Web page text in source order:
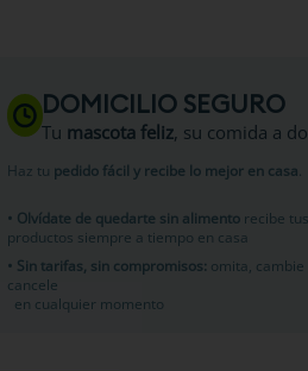
DOMICILIO SEGURO
Tu mascota feliz, su comida a
Haz tu pedido fácil y recibe lo mejor en casa
• Olvídate de quedarte sin alimentorecibe tus
productos siempre a tiempo en casa
• Sin tarifas, sin compromisos: omita, cambie
cancele
en cualquier momento